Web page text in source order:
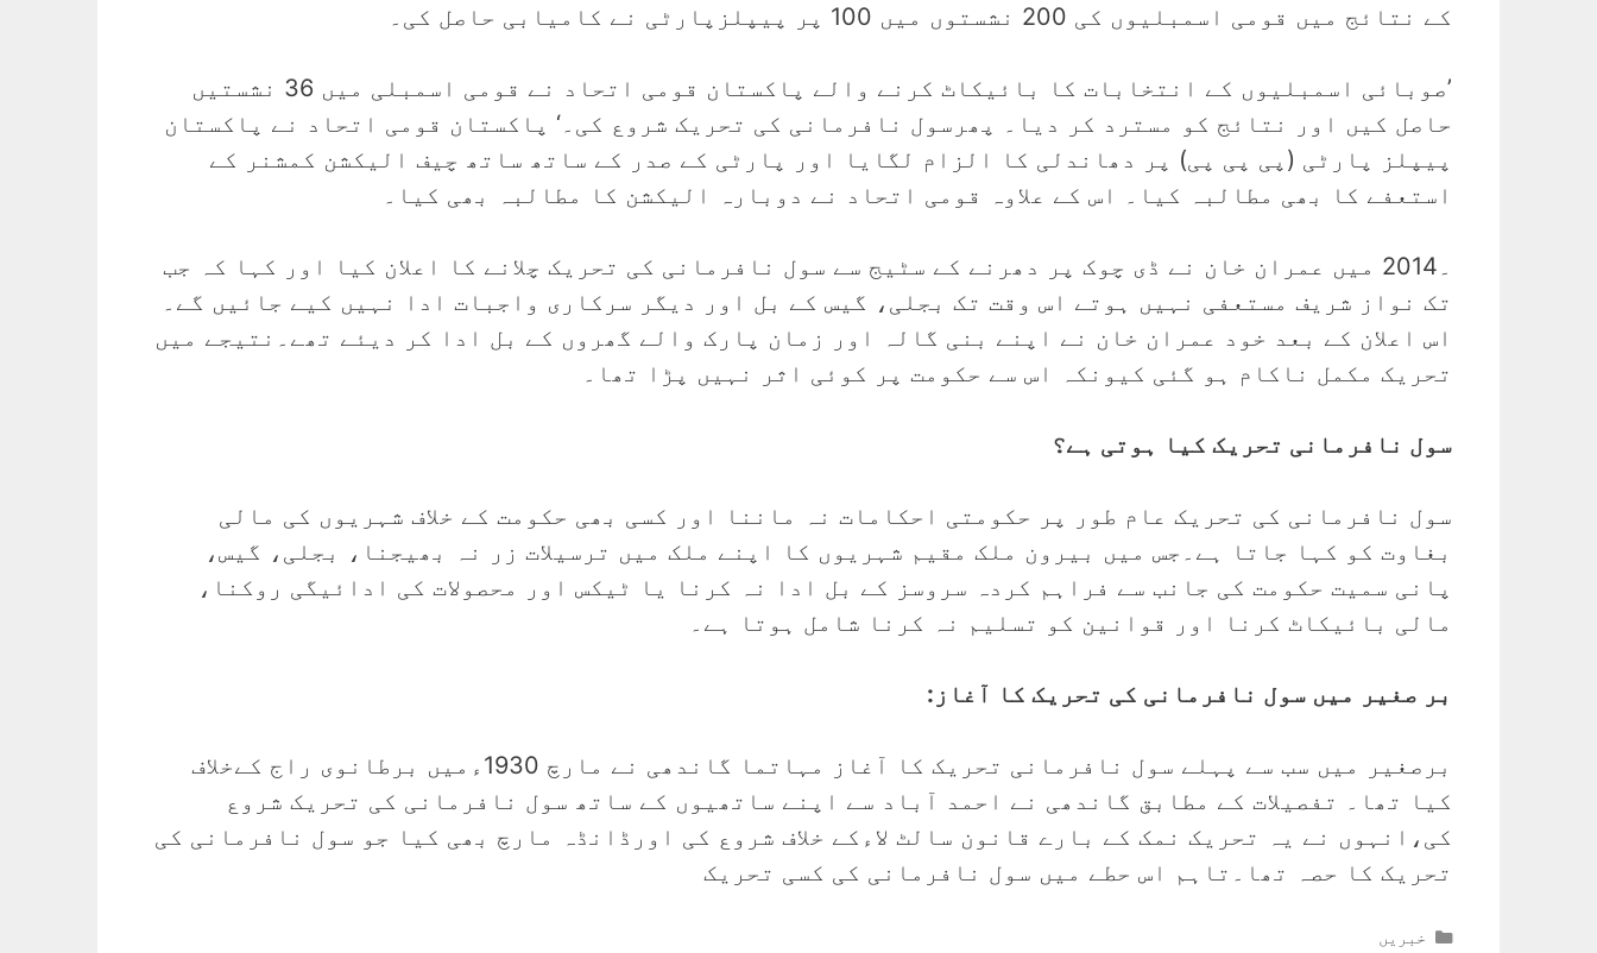
کے نتائج میں قومی اسمبلیوں کی 200 نشستوں میں 100 پر پیپلزپارٹی نے کامیابی حاصل کی۔
’صوبائی اسمبلیوں کے انتخابات کا بائیکاٹ کرنے والے پاکستان قومی اتحاد نے قومی اسمبلی میں 36 نشستیں
حاصل کیں اور نتائج کو مسترد کر دیا۔ پھرسول نافرمانی کی تحریک شروع کی۔‘ پاکستان قومی اتحاد نے پاکستان
پیپلز پارٹی (پی پی پی) پر دھاندلی کا الزام لگایا اور پارٹی کے صدر کے ساتھ ساتھ چیف الیکشن کمشنر کے
استعفے کا بھی مطالبہ کیا۔ اس کے علاوہ قومی اتحاد نے دوبارہ الیکشن کا مطالبہ بھی کیا۔
۔2014 میں عمران خان نے ڈی چوک پر دھرنے کے سٹیج سے سول نافرمانی کی تحریک چلانے کا اعلان کیا اور کہا کہ جب
تک نواز شریف مستعفی نہیں ہوتے اس وقت تک بجلی، گیس کے بل اور دیگر سرکاری واجبات ادا نہیں کیے جائیں گے۔
اس اعلان کے بعد خود عمران خان نے اپنے بنی گالہ اور زمان پارک والے گھروں کے بل ادا کر دیئے تھے۔نتیجے میں
تحریک مکمل ناکام ہو گئی کیونکہ اس سے حکومت پر کوئی اثر نہیں پڑا تھا۔
سول نافرمانی تحریک کیا ہوتی ہے؟
سول نافرمانی کی تحریک عام طور پر حکومتی احکامات نہ ماننا اور کسی بھی حکومت کے خلاف شہریوں کی مالی
بغاوت کو کہا جاتا ہے۔جس میں بیرون ملک مقیم شہریوں کا اپنے ملک میں ترسیلات زر نہ بھیجنا، بجلی، گیس،
پانی سمیت حکومت کی جانب سے فراہم کردہ سروسز کے بل ادا نہ کرنا یا ٹیکس اور محصولات کی ادائیگی روکنا،
مالی بائیکاٹ کرنا اور قوانین کو تسلیم نہ کرنا شامل ہوتا ہے۔
بر صغیر میں سول نافرمانی کی تحریک کا آغاز:
برصغیر میں سب سے پہلے سول نافرمانی تحریک کا آغاز مہاتما گاندھی نے مارچ 1930ءمیں برطانوی راج کےخلاف
کیا تھا۔ تفصیلات کے مطابق گاندھی نے احمد آباد سے اپنے ساتھیوں کے ساتھ سول نافرمانی کی تحریک شروع
کی،انہوں نے یہ تحریک نمک کے بارے قانون سالٹ لاءکے خلاف شروع کی اورڈانڈہ مارچ بھی کیا جو سول نافرمانی کی
تحریک کا حصہ تھا۔تاہم اس حطے میں سول نافرمانی کی کسی تحریک
Categories
خبریں